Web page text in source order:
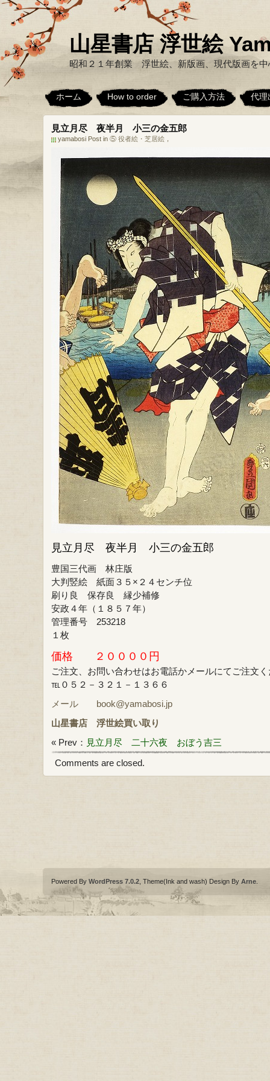
山星書店 浮世絵
昭和２１年創業 浮世絵、新版画、現代版画を
ホーム How to order ご購入方法 代理
見立月尽 夜半月 小三の金五郎
yamabosi Post in ⑤ 役者絵・芝居絵 ，
見立月尽 夜半月 小三の金五郎
豊国三代画 林庄版
大判竪絵 紙面３５×２４センチ位
刷り良 保存良 縁少補修
安政４年（１８５７年）
管理番号 253218
１枚
価格 ２００００円
ご注文、お問い合わせはお電話かメールにてご注文
℡０５２－３２１－１３６６
メール book@yamabosi.jp
山星書店
浮世絵買い取り
« Prev： 見立月尽 二十六夜 おぼう吉三
Comments are closed.
Powered By WordPress 7.0.2 , Theme(Ink and wash) Design By Arne